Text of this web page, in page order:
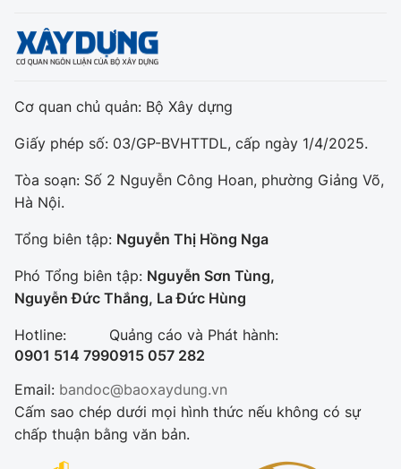
Cơ quan chủ quản: Bộ Xây dựng
Giấy phép số: 03/GP-BVHTTDL, cấp ngày 1/4/2025.
Tòa soạn: Số 2 Nguyễn Công Hoan, phường Giảng Võ,
Hà Nội.
Tổng biên tập: Nguyễn Thị Hồng Nga
Phó Tổng biên tập: Nguyễn Sơn Tùng,
Nguyễn Đức Thắng, La Đức Hùng
Hotline:
0901 514 799
Quảng cáo và Phát hành:
0915 057 282
Email: bandoc@baoxaydung.vn
Cấm sao chép dưới mọi hình thức nếu không có sự
chấp thuận bằng văn bản.